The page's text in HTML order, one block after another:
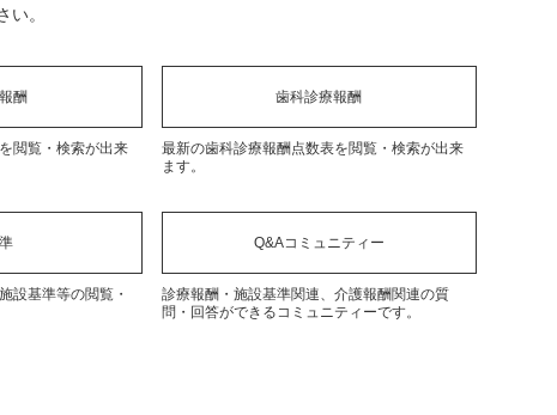
。
酬
閲覧・検索が出来
歯科診療報酬
最新の歯科診療報酬点数表を閲覧・検索が出来
ます。
設基準等の閲覧・
Q&Aコミュニティー
診療報酬・施設基準関連、介護報酬関連の質
問・回答ができるコミュニティーです。